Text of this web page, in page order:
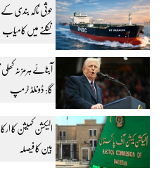
حوثی ناکہ بندی
نکلنے میں کامیاب
آبنائے ہرمز نہ
گا: ڈونلڈ ٹرمپ
الیکشن کمیشن کا
بین کا فیصلہ